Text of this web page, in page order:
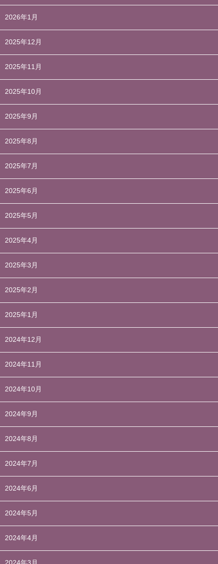
2026年1月
2025年12月
2025年11月
2025年10月
2025年9月
2025年8月
2025年7月
2025年6月
2025年5月
2025年4月
2025年3月
2025年2月
2025年1月
2024年12月
2024年11月
2024年10月
2024年9月
2024年8月
2024年7月
2024年6月
2024年5月
2024年4月